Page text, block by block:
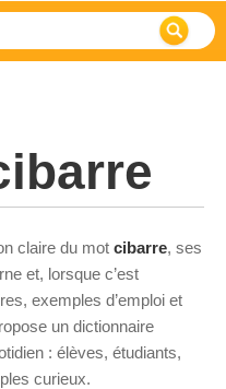
claire du mot cibarre, ses
et, lorsque c’est
exemples d’emploi et
un dictionnaire
: élèves, étudiants,
curieux.